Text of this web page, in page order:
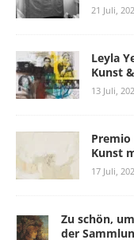
21 Juli,
Leyla
Kunst
13 Juli,
Premio
Kunst
17 Juli,
Zu schön,
der